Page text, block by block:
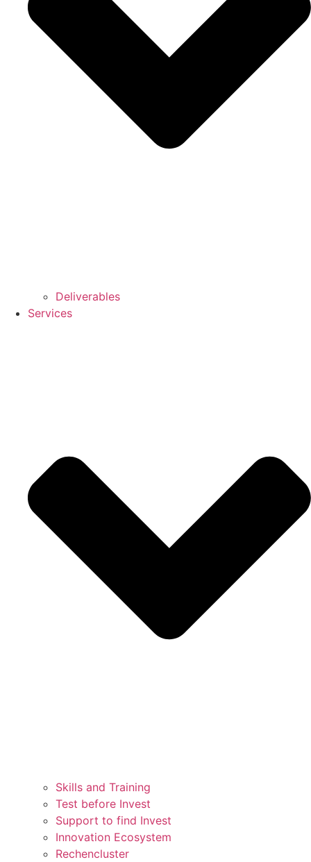
Deliverables
Services
Skills and Training
Test before Invest
Support to find Invest
Innovation Ecosystem
Rechencluster​